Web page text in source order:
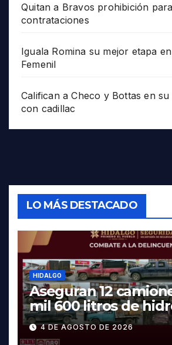
Quitan a Bravos prohibición
contrataciones
Iguala Romina su mejor etapa
Femenil
Califican a Checo y Bottas en
con cadillac
LO MÁS DESTACADO
HIDALGO
Aseguran 12
mil 600 litros de
y dos vehículos
Tula
4 DE AGOSTO DE 2026